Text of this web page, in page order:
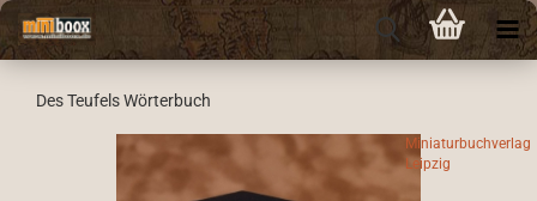
Des Teufels Wörterbuch
Miniaturbuchverlag
Leipzig